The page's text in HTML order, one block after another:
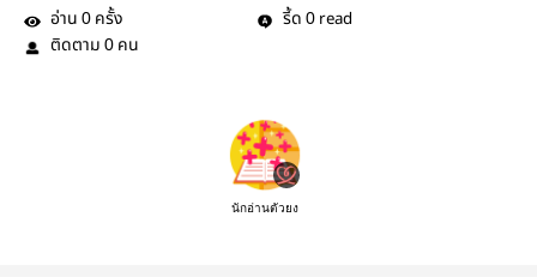
อ่าน 0 ครั้ง รี้ด 0 read
ติดตาม 0 คน
นักอ่านตัวยง